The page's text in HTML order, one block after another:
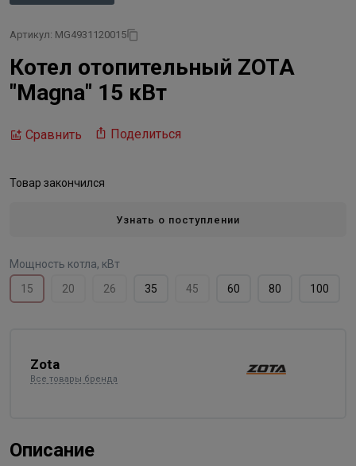
Артикул: MG4931120015
Котел отопительный ZOTA
"Magna" 15 кВт
Сравнить Поделиться
Товар закончился
Узнать о поступлении
Мощность котла, кВт
15
20 26 35 45 60 80 100
Zota
Все товары бренда
Описание